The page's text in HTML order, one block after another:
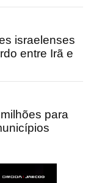
israelenses
entre Irã e
para